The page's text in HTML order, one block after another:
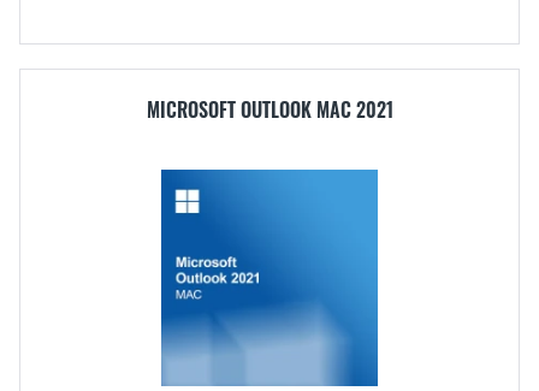
MICROSOFT OUTLOOK MAC 2021